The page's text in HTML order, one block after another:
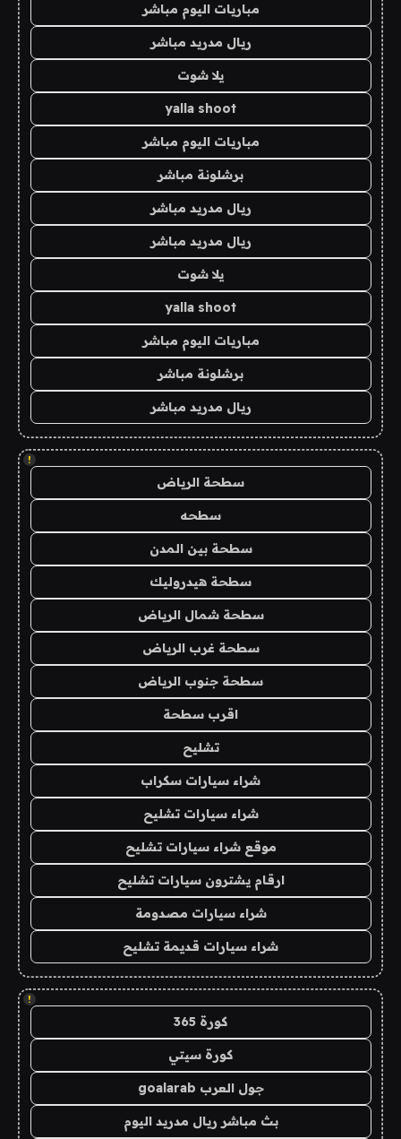
مباريات اليوم مباشر
ريال مدريد مباشر
يلا شوت
yalla shoot
مباريات اليوم مباشر
برشلونة مباشر
ريال مدريد مباشر
ريال مدريد مباشر
يلا شوت
yalla shoot
مباريات اليوم مباشر
برشلونة مباشر
ريال مدريد مباشر
!
سطحة الرياض
سطحه
سطحة بين المدن
سطحة هيدروليك
سطحة شمال الرياض
سطحة غرب الرياض
سطحة جنوب الرياض
اقرب سطحة
تشليح
شراء سيارات سكراب
شراء سيارات تشليح
موقع شراء سيارات تشليح
ارقام يشترون سيارات تشليح
شراء سيارات مصدومة
شراء سيارات قديمة تشليح
!
كورة 365
كورة سيتي
جول العرب goalarab
بث مباشر ريال مدريد اليوم